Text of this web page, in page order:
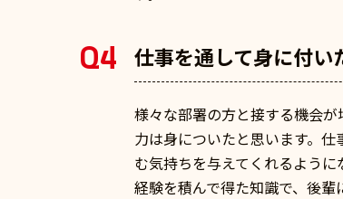
Q4 仕事を通して身に付い
様々な部署の方と接する機会
力は身についたと思います。
む気持ちを与えてくれるように
経験を積んで得た知識で、後